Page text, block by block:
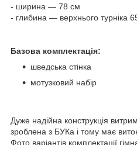
- ширина — 78 см
- глибина — верхнього турніка
Базова комплектація:
шведська стінка
мотузковий набір
Дуже надійна конструкція
зроблена з БУКа і тому має
Фото варіантів комплектації